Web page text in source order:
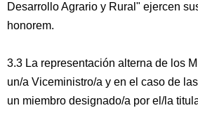
Desarrollo Agrario y Rural" ejercen
honorem.
3.3 La representación alterna de los
un/a Viceministro/a y en el caso de
un miembro designado/a por el/la